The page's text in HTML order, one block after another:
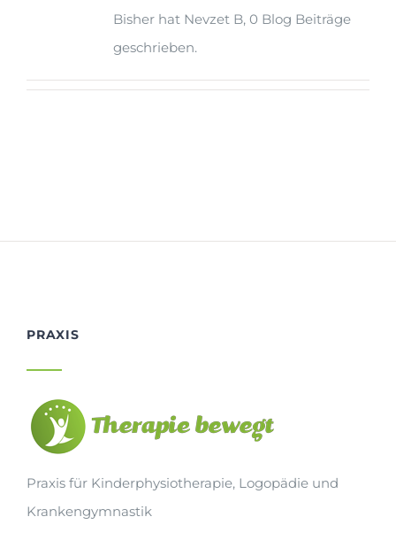
Bisher hat Nevzet B, 0 Blog Beiträge
geschrieben.
PRAXIS
Praxis für Kinderphysiotherapie, Logopädie und
Krankengymnastik